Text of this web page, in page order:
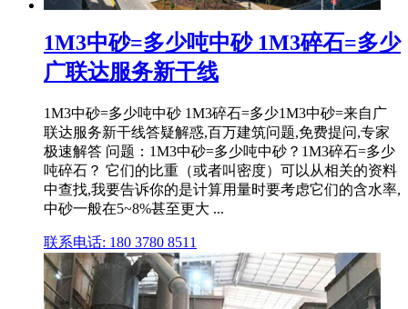
1M3中砂=多少吨中砂 1M3碎石=多少
广联达服务新干线
1M3中砂=多少吨中砂 1M3碎石=多少1M3中砂=来自广
联达服务新干线答疑解惑,百万建筑问题,免费提问,专家
极速解答 问题：1M3中砂=多少吨中砂？1M3碎石=多少
吨碎石？ 它们的比重（或者叫密度）可以从相关的资料
中查找,我要告诉你的是计算用量时要考虑它们的含水率,
中砂一般在5~8%甚至更大 ...
联系电话: 180 3780 8511